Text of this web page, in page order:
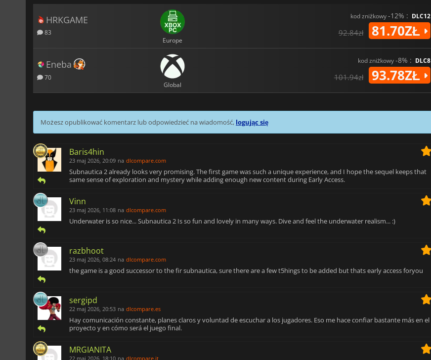
HRKGAME
83
Europe
kod zniżkowy-12% : DLC12
92.84zł 81.70ZŁ
Eneba
70
Global
kod zniżkowy-8% : DLC8
101.94zł 93.78ZŁ
Możesz opublikować komentarz lub odpowiedzieć na wiadomość, logując się
Baris4hin
23 maj 2026, 20:09 na dlcompare.com
Subnautica 2 already looks very promising. The first game was such a unique experience, and I hope the sequel keeps that
same sense of exploration and mystery while adding enough new content during Early Access.
Vinn
23 maj 2026, 11:08 na dlcompare.com
Underwater is so nice... Subnautica 2 Is so fun and lovely in many ways. Dive and feel the underwater realism... :)
razbhoot
23 maj 2026, 08:24 na dlcompare.com
the game is a good successor to the fir subnautica, sure there are a few t5hings to be added but thats early access foryou
sergipd
22 maj 2026, 20:53 na dlcompare.es
Hay comunicación constante, planes claros y voluntad de escuchar a los jugadores. Eso me hace confiar bastante más en el
proyecto y en cómo será el juego final.
MRGIANITA
22 maj 2026, 18:10 na dlcompare.it